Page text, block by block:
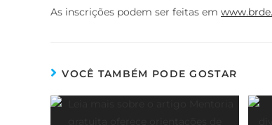
As inscrições podem ser feitas em
VOCÊ TAMBÉM PODE GOSTAR